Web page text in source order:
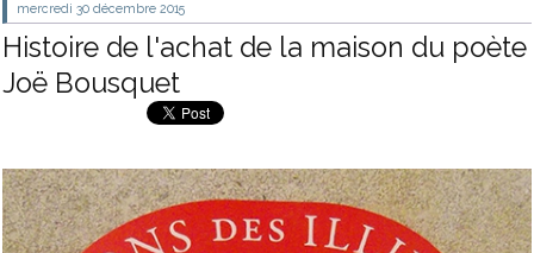
mercredi 30 décembre 2015
Histoire de l'achat de la maison du poète
Joë Bousquet